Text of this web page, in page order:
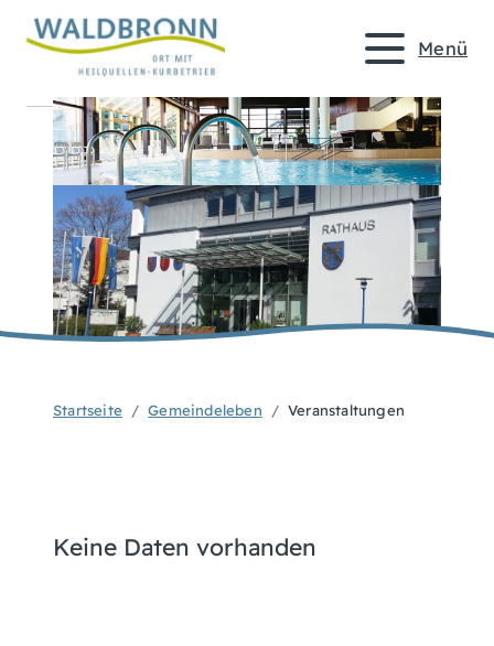
Menü
Startseite Gemeindeleben Veranstaltungen
Keine Daten vorhanden